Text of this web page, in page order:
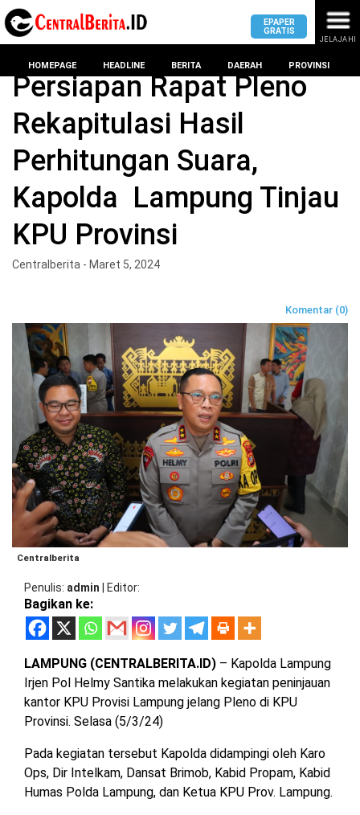
MASUK
KOTA
BANDAR
PESAWARAN
TANGGAMUS
PRINGSEWU
LAMPUNG
SELATAN
LAMPUNG
TENGAH
BARAT
LAMPUNG
TIMUR
LAMPUNG
UTARA
PESISIR
BARAT
DPRD
PROVINSI
LAMPUNG
DPRD
METRO
DPRD
PESAWARAN
DPRD
TANGGAMUS
DPRD
PRINGSEWU
DPRD
LAMSEL
DPRD
LAMTENG
DPRD
LAMBAR
DPRD
LAMTIM
LAMPUNG
SUMSEL
JAWAB
BARAT
DKI
JAKARTA
EPAPER
GRATIS
JELAJAHI
HOMEPAGE HEADLINE BERITA DAERAH PROVINSI
Persiapan Rapat Pleno
Rekapitulasi Hasil
Perhitungan Suara,
Kapolda Lampung Tinjau
KPU Provinsi
Centralberita - Maret 5, 2024
Komentar (0)
Centralberita
Penulis admin | Editor
Bagikan ke:
LAMPUNG (CENTRALBERITA.ID) – Kapolda Lampung
Irjen Pol Helmy Santika melakukan kegiatan peninjauan
kantor KPU Provisi Lampung jelang Pleno di KPU
Provinsi. Selasa (5/3/24)
Pada kegiatan tersebut Kapolda didampingi oleh Karo
Ops, Dir Intelkam, Dansat Brimob, Kabid Propam, Kabid
Humas Polda Lampung, dan Ketua KPU Prov. Lampung.